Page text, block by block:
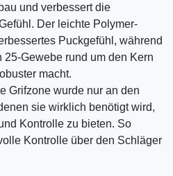
und verbessert die
Der leichte Polymer-
Puckgefühl, während
25-Gewebe rund um den Kern
macht.
Grifzone wurde nur an den
sie wirklich benötigt wird,
Kontrolle zu bieten. So
Kontrolle über den Schläger